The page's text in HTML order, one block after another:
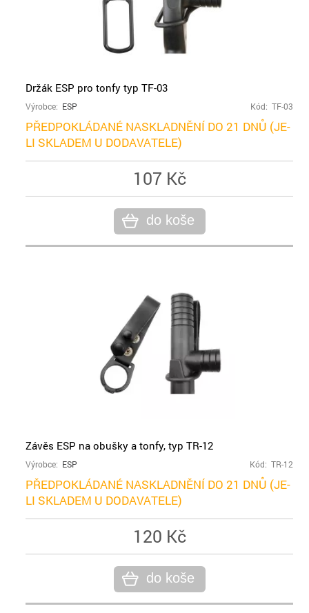
Držák ESP pro tonfy typ TF-03
Výrobce: ESP Kód: TF-03
PŘEDPOKLÁDANÉ NASKLADNĚNÍ DO 21 DNŮ (JE-
LI SKLADEM U DODAVATELE)
107 Kč
do koše
Závěs ESP na obušky a tonfy, typ TR-12
Výrobce: ESP Kód: TR-12
PŘEDPOKLÁDANÉ NASKLADNĚNÍ DO 21 DNŮ (JE-
LI SKLADEM U DODAVATELE)
120 Kč
do koše